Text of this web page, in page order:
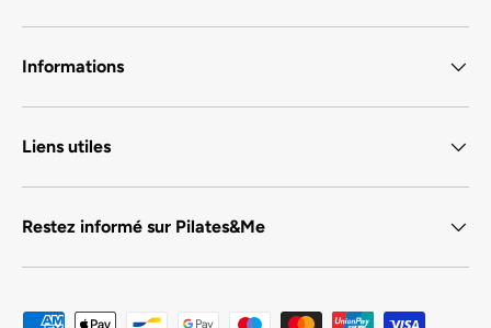
Informations
Liens utiles
Restez informé sur Pilates&Me
Moyens de paiement acceptés